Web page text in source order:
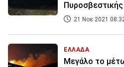
Πυροσβεστικής
21 Νοε 2021
ΕΛΛΑΔΑ
Μεγάλο το